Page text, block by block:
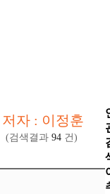
저자 : 이정훈
(검색결과 94 건)